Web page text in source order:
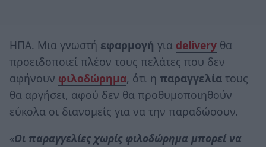
ΗΠΑ. Μια γνωστή εφαρμογή για delivery θα
προειδοποιεί πλέον τους πελάτες που δεν
αφήνουν φιλοδώρημα, ότι η παραγγελία τους
θα αργήσει, αφού δεν θα προθυμοποιηθούν
εύκολα οι διανομείς για να την παραδώσουν.
«Οι παραγγελίες χωρίς φιλοδώρημα μπορεί να